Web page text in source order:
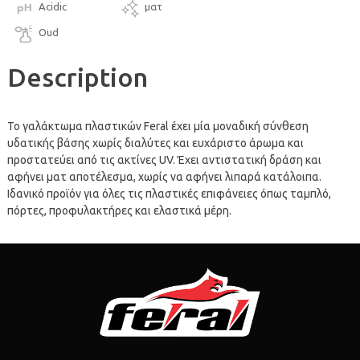
Acidic ματ
Oud
Description
Το γαλάκτωμα πλαστικών Feral έχει μία μοναδική σύνθεση
υδατικής βάσης χωρίς διαλύτες και ευχάριστο άρωμα και
προστατεύει από τις ακτίνες UV. Έχει αντιστατική δράση και
αφήνει ματ αποτέλεσμα, χωρίς να αφήνει λιπαρά κατάλοιπα.
Ιδανικό προϊόν για όλες τις πλαστικές επιφάνειες όπως ταμπλό,
πόρτες, προφυλακτήρες και ελαστικά μέρη.